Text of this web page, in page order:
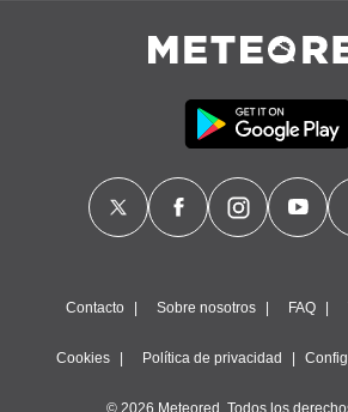
Contacto Sobre nosotros FAQ
Cookies Política de privacidad
© 2026 Meteored. Todos los